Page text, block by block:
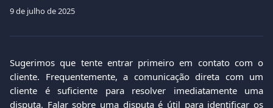
9 de julho de 2025
Sugerimos que tente entrar primeiro em contato com o
cliente. Frequentemente, a comunicação direta com um
cliente é suficiente para resolver imediatamente uma
disputa. Falar sobre uma disputa é útil para identificar os